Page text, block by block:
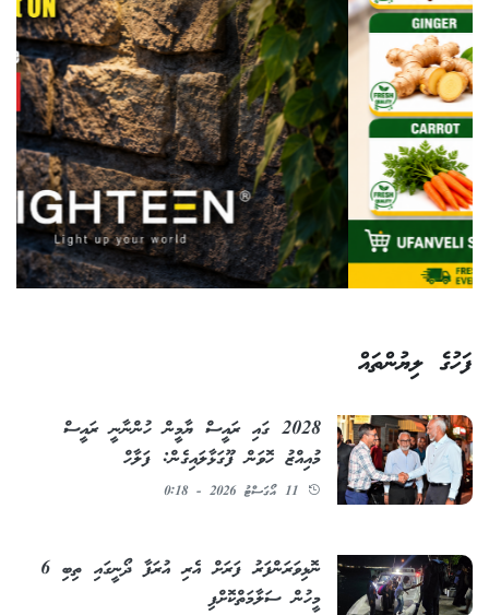
ފަހުގެ ލިޔުންތައް
2028 ގައި ރައީސް ޔާމީން ހުންނާނީ ރައީސް
މުއިއްޒު ހޮވަން ފޫގަޅާލައިގެން: ފަލާހް
11 އޯގަސްޓު 2026 - 0:18
ނޮޅިވަރަންފަރު ފަރަށް އެރި އުރަފާ ދޯނީގައި ތިބި 6
މީހުން ސަލާމަތްކޮށްފި